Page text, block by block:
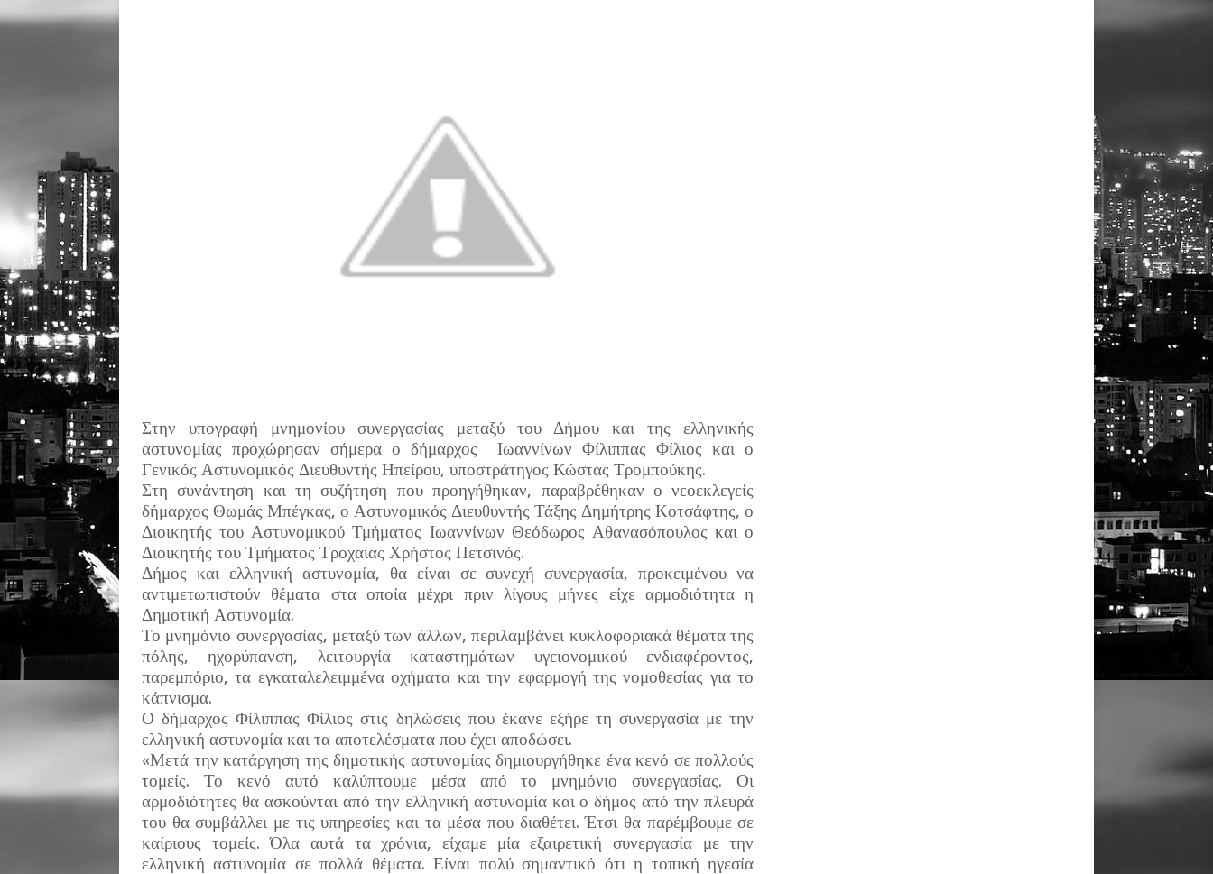
Στην υπογραφή μνημονίου συνεργασίας μεταξύ του Δήμου και της ελληνικής
αστυνομίας προχώρησαν σήμερα ο δήμαρχος
Ιωαννίνων Φίλιππας Φίλιος και ο
Γενικός Αστυνομικός Διευθυντής Ηπείρου, υποστράτηγος Κώστας Τρομπούκης.
Στη συνάντηση και τη συζήτηση που προηγήθηκαν, παραβρέθηκαν ο νεοεκλεγείς
δήμαρχος Θωμάς Μπέγκας, ο Αστυνομικός Διευθυντής Τάξης Δημήτρης Κοτσάφτης, ο
Διοικητής του Αστυνομικού Τμήματος Ιωαννίνων Θεόδωρος Αθανασόπουλος και ο
Διοικητής του Τμήματος Τροχαίας Χρήστος Πετσινός.
Δήμος και ελληνική αστυνομία, θα είναι σε συνεχή συνεργασία, προκειμένου να
αντιμετωπιστούν θέματα στα οποία μέχρι πριν λίγους μήνες είχε αρμοδιότητα η
Δημοτική Αστυνομία.
Το μνημόνιο συνεργασίας, μεταξύ των άλλων, περιλαμβάνει κυκλοφοριακά θέματα της
πόλης, ηχορύπανση, λειτουργία καταστημάτων υγειονομικού ενδιαφέροντος,
παρεμπόριο, τα εγκαταλελειμμένα οχήματα και την εφαρμογή της νομοθεσίας για το
κάπνισμα.
Ο δήμαρχος Φίλιππας Φίλιος στις δηλώσεις που έκανε εξήρε τη συνεργασία με την
ελληνική αστυνομία και τα αποτελέσματα που έχει αποδώσει.
«Μετά την κατάργηση της δημοτικής αστυνομίας δημιουργήθηκε ένα κενό σε πολλούς
τομείς. Το κενό αυτό καλύπτουμε μέσα από το μνημόνιο συνεργασίας. Οι
αρμοδιότητες θα ασκούνται από την ελληνική αστυνομία και ο δήμος από την πλευρά
του θα συμβάλλει με τις υπηρεσίες και τα μέσα που διαθέτει. Έτσι θα παρέμβουμε σε
καίριους τομείς. Όλα αυτά τα χρόνια, είχαμε μία εξαιρετική συνεργασία με την
ελληνική αστυνομία σε πολλά θέματα. Είναι πολύ σημαντικό ότι η τοπική ηγεσία